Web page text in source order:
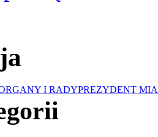
I RADYPREZYDENT